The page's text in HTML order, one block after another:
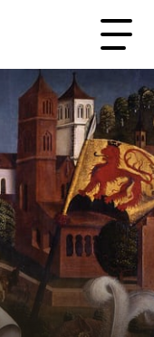
Kontakt